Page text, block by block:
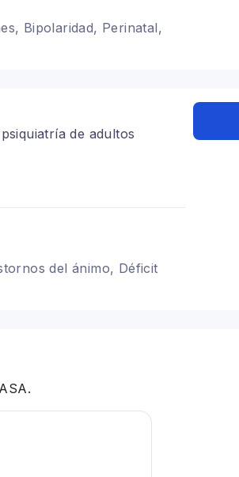
Bipolaridad, Perinatal,
de adultos
del ánimo, Déficit